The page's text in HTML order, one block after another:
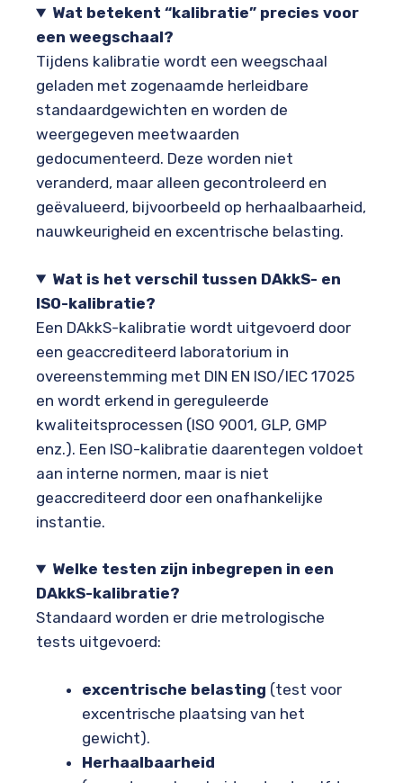
Wat betekent “kalibratie” precies voor
een weegschaal?
Tijdens kalibratie wordt een weegschaal
geladen met zogenaamde herleidbare
standaardgewichten en worden de
weergegeven meetwaarden
gedocumenteerd. Deze worden niet
veranderd, maar alleen gecontroleerd en
geëvalueerd, bijvoorbeeld op herhaalbaarheid,
nauwkeurigheid en excentrische belasting.
Wat is het verschil tussen DAkkS- en
ISO-kalibratie?
Een DAkkS-kalibratie wordt uitgevoerd door
een geaccrediteerd laboratorium in
overeenstemming met DIN EN ISO/IEC 17025
en wordt erkend in gereguleerde
kwaliteitsprocessen (ISO 9001, GLP, GMP
enz.). Een ISO-kalibratie daarentegen voldoet
aan interne normen, maar is niet
geaccrediteerd door een onafhankelijke
instantie.
Welke testen zijn inbegrepen in een
DAkkS-kalibratie?
Standaard worden er drie metrologische
tests uitgevoerd:
excentrische belasting (test voor
excentrische plaatsing van het
gewicht).
Herhaalbaarheid